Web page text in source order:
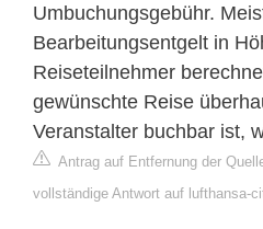
Umbuchungsgebühr.
Bearbeitungsentgelt in
Reiseteilnehmer
gewünschte Reise
Veranstalter buchbar ist,
Antrag auf Entfernung der
vollständige Antwort auf lufthansa-